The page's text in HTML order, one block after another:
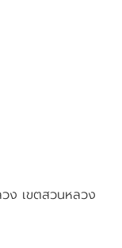
ง เขตสวนหลวง